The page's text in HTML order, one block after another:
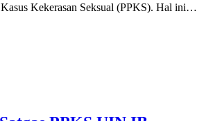
Kekerasan Seksual (PPKS). Hal ini…